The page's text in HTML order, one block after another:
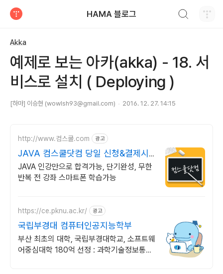
HAMA 블로그
Akka
예제로 보는 아카(akka) - 18. 서
비스로 설치 ( Deploying )
[하마] 이승현 (wowlsh93@gmail.com) 2016. 12. 27. 14:15
http://www.컴스쿨.com 광고
JAVA 컴스쿨닷컴 당일 신청&결제시
기프티콘!
JAVA 인강만으로 합격가능, 단기완성, 무한
반복 전 강좌 스마트폰 학습가능
https://ce.pknu.ac.kr/ 광고
국립부경대 컴퓨터인공지능학부
부산 최초의 대학, 국립부경대학교, 소프트웨
어중심대학 180억 선정 : 과학기술정보통신